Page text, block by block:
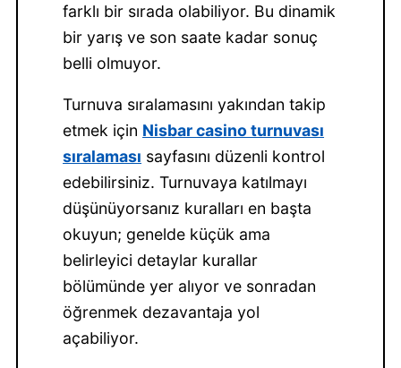
farklı bir sırada olabiliyor. Bu dinamik
bir yarış ve son saate kadar sonuç
belli olmuyor.
Turnuva sıralamasını yakından takip
etmek için Nisbar casino turnuvası
sıralaması sayfasını düzenli kontrol
edebilirsiniz. Turnuvaya katılmayı
düşünüyorsanız kuralları en başta
okuyun; genelde küçük ama
belirleyici detaylar kurallar
bölümünde yer alıyor ve sonradan
öğrenmek dezavantaja yol
açabiliyor.